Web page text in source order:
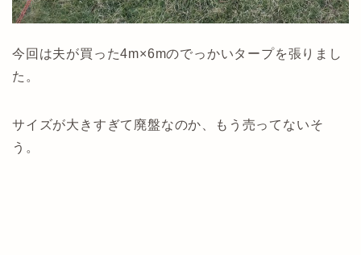
今回は夫が買った4m×6mのでっかいタープを張りまし
た。
サイズが大きすぎて廃盤なのか、もう売ってないそ
う。